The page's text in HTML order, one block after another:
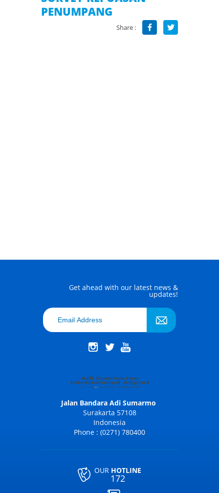
PENUMPANG
Share :
Get ahead with our latest news &
updates!
Jalan Bandara Adi Sumarmo
Surakarta 57108
Indonesia
Phone : (0271) 780400
OUR HOTLINE
172